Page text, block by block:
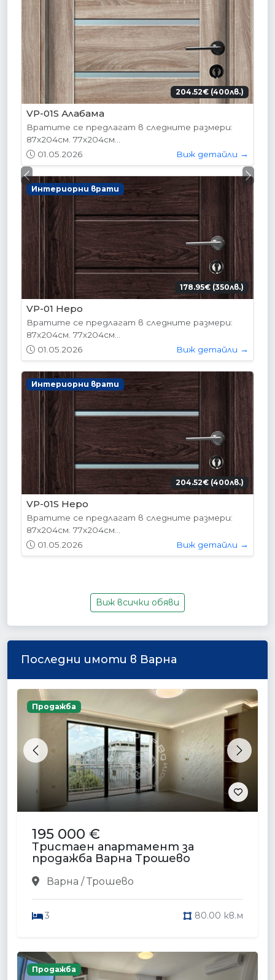
204.52€ (400лв.)
VP-01S Алабама
Вратите се предлагат в следните размери:
87х204см. 77х204см...
01.05.2026
Виж детайли →
Интериорни врати
178.95€ (350лв.)
VP-01 Hepo
Вратите се предлагат в следните размери:
87х204см. 77х204см...
01.05.2026
Виж детайли →
Интериорни врати
204.52€ (400лв.)
VP-01S Hepo
Вратите се предлагат в следните размери:
87х204см. 77х204см...
01.05.2026
Виж детайли →
Previous Next
Виж всички обяви
Последни имоти в Варна
Previous Next
Продажба
195 000 €
Тристаен апартамент за
продажба Варна Трошево
Варна / Трошево
3 80.00 кв.м
Продажба